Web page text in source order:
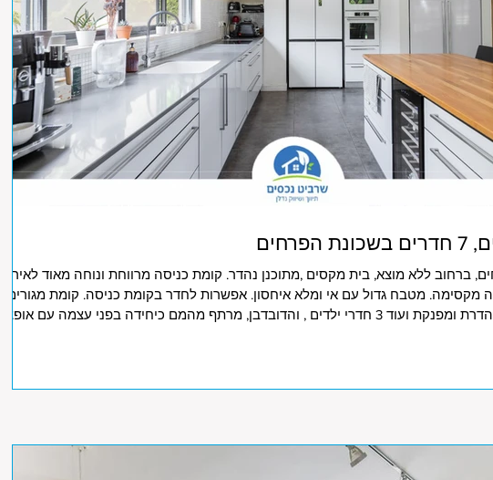
ברחוב ללא מוצא, בית מקסים ,מתוכנן נהדר. קומת כניסה מרווחת ונוחה מאוד לאירוח
מקסימה. מטבח גדול עם אי ומלא איחסון. אפשרות לחדר בקומת כניסה. קומת מגורים
יחידת הורים נהדרת ומפנקת ועוד 3 חדרי ילדים , והדובדבן, מרתף מהמם כיחידה בפני עצמה עם אופציה